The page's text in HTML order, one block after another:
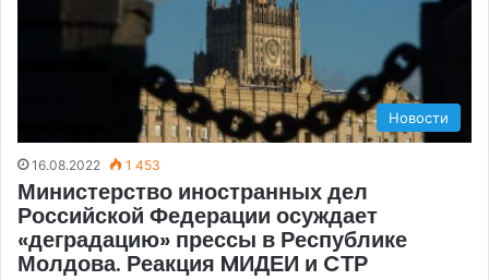
Новости
16.08.2022 1 453
Министерство иностранных дел
Российской Федерации осуждает
«деградацию» прессы в Республике
Молдова. Реакция MИДЕИ и CТР